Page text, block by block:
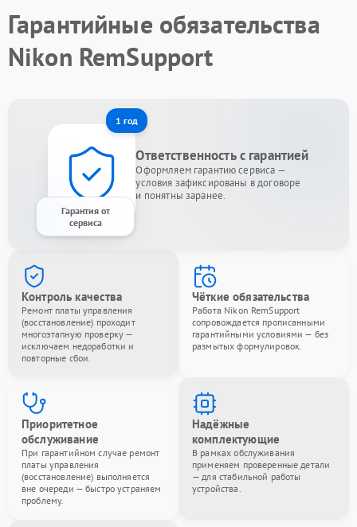
Гарантийные обязательства
Nikon RemSupport
1 год
Гарантия от
сервиса
Ответственность с гарантией
Оформляем гарантию сервиса —
условия зафиксированы в договоре
и понятны заранее.
Контроль качества
Ремонт платы управления
(восстановление) проходит
многоэтапную проверку —
исключаем недоработки и
повторные сбои.
Чёткие обязательства
Работа Nikon RemSupport
сопровождается прописанными
гарантийными условиями — без
размытых формулировок.
Приоритетное
обслуживание
При гарантийном случае ремонт
платы управления
(восстановление) выполняется
вне очереди — быстро устраняем
проблему.
Надёжные
комплектующие
В рамках обслуживания
применяем проверенные детали
— для стабильной работы
устройства.